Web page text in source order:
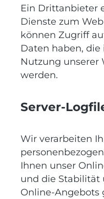
Ein Drittanbieter
Dienste zum
können Zugriff
Daten haben,
Nutzung unserer
werden.
Server-
Wir verarbeiten
Ihnen unser
und die Stabilität
Online-Angebots